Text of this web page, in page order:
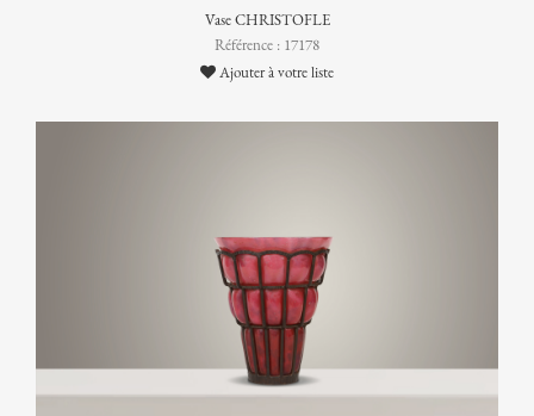
Vase CHRISTOFLE
Référence : 17178
Ajouter à votre liste